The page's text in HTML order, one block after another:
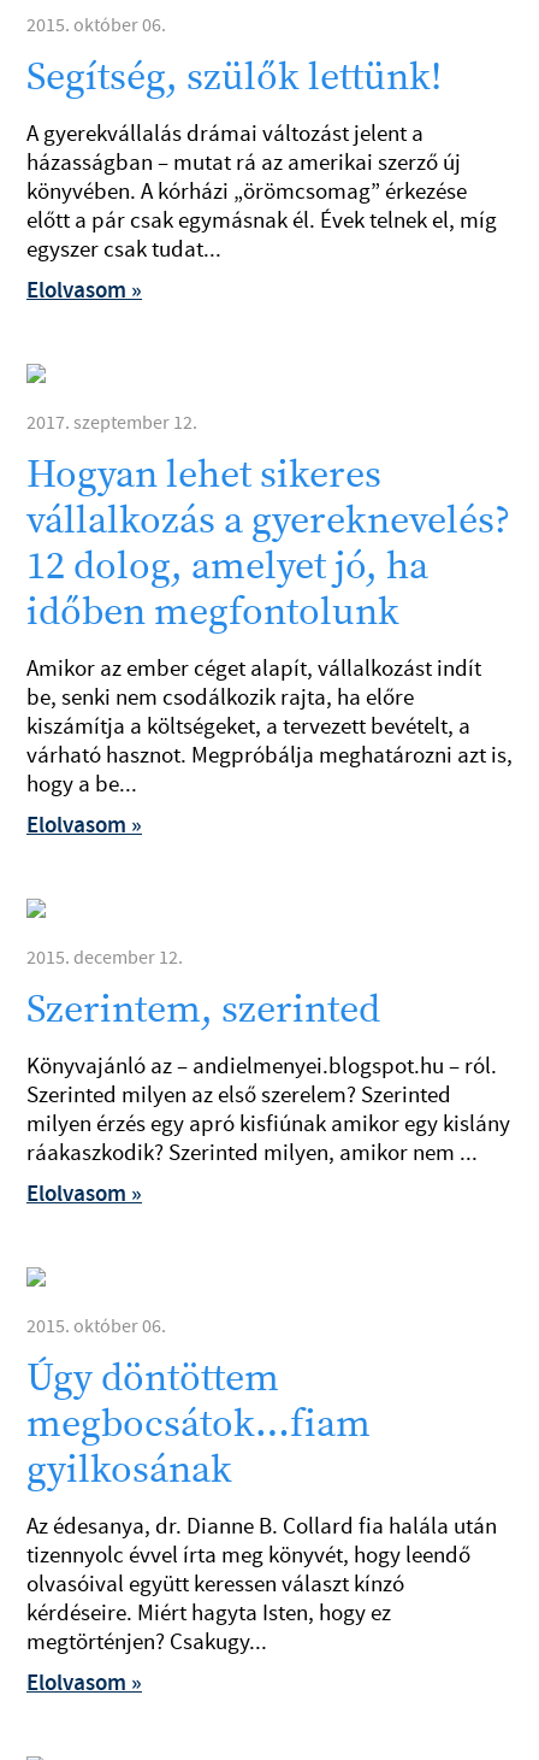
2015. október 06.
Segítség, szülők lettünk!
A gyerekvállalás drámai változást jelent a
házasságban – mutat rá az amerikai szerző új
könyvében. A kórházi „örömcsomag” érkezése
előtt a pár csak egymásnak él. Évek telnek el, míg
egyszer csak tudat...
Elolvasom »
2017. szeptember 12.
Hogyan lehet sikeres
vállalkozás a gyereknevelés?
12 dolog, amelyet jó, ha
időben megfontolunk
Amikor az ember céget alapít, vállalkozást indít
be, senki nem csodálkozik rajta, ha előre
kiszámítja a költségeket, a tervezett bevételt, a
várható hasznot. Megpróbálja meghatározni azt is,
hogy a be...
Elolvasom »
2015. december 12.
Szerintem, szerinted
Könyvajánló az – andielmenyei.blogspot.hu – ról.
Szerinted milyen az első szerelem? Szerinted
milyen érzés egy apró kisfiúnak amikor egy kislány
ráakaszkodik? Szerinted milyen, amikor nem ...
Elolvasom »
2015. október 06.
Úgy döntöttem
megbocsátok…fiam
gyilkosának
Az édesanya, dr. Dianne B. Collard fia halála után
tizennyolc évvel írta meg könyvét, hogy leendő
olvasóival együtt keressen választ kínzó
kérdéseire. Miért hagyta Isten, hogy ez
megtörténjen? Csakugy...
Elolvasom »